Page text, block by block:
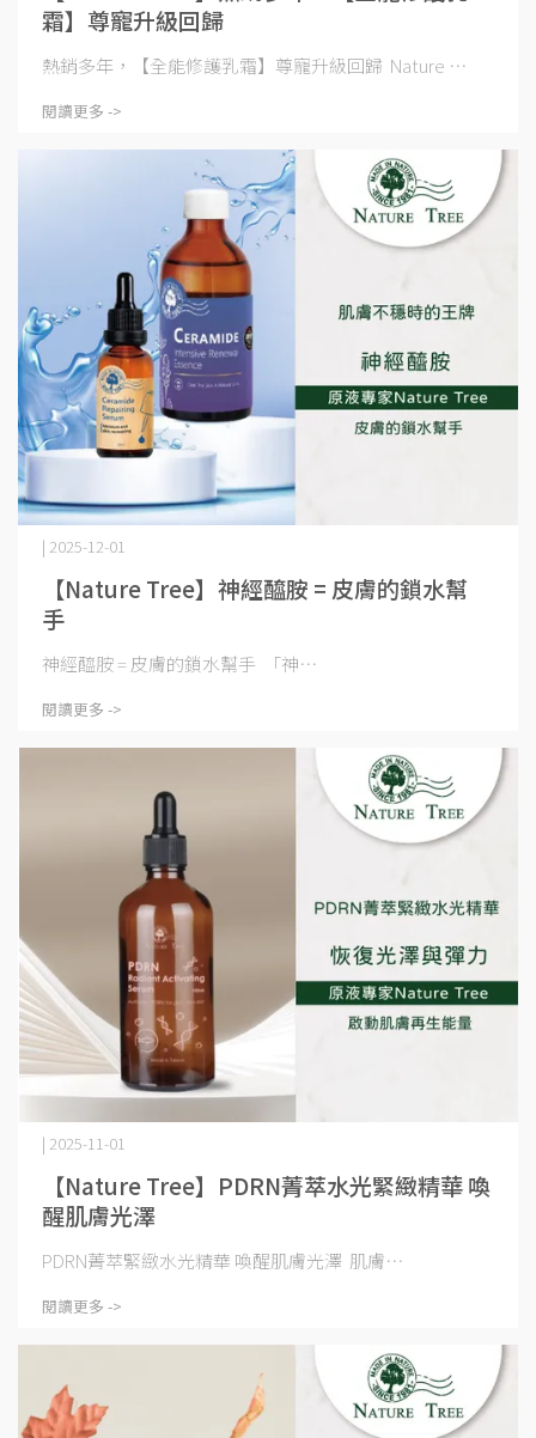
霜】尊寵升級回歸
熱銷多年，【全能修護乳霜】尊寵升級回歸 Nature ⋯
閱讀更多 ->
【Nature Tree】神經醯胺 = 皮膚的鎖水幫
手
| 2025-12-01
神經醯胺 = 皮膚的鎖水幫手 「神⋯
閱讀更多 ->
【Nature Tree】PDRN菁萃水光緊緻精華 喚
醒肌膚光澤
| 2025-11-01
PDRN菁萃緊緻水光精華 喚醒肌膚光澤 肌膚⋯
閱讀更多 ->